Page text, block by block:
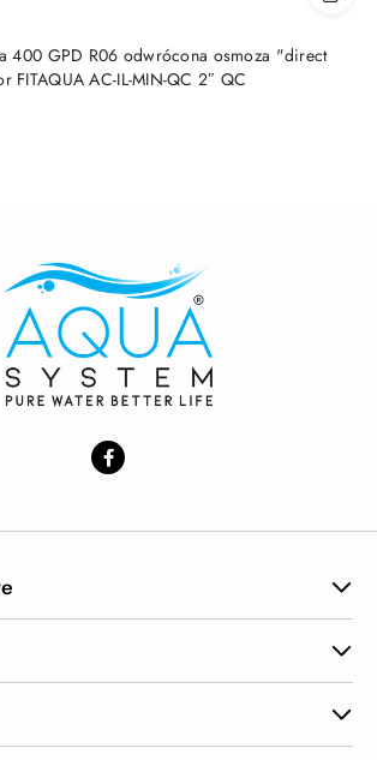
400 GPD R06 odwrócona osmoza "direct
AC-IL-MIN-QC 2″ QC